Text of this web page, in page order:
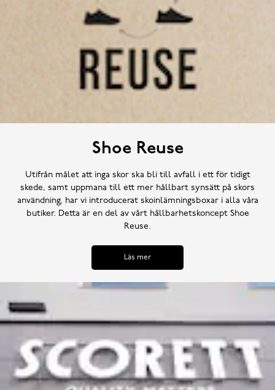
Shoe Reuse
Utifrån målet att inga skor ska bli till avfall i ett för tidigt
skede, samt uppmana till ett mer hållbart synsätt på skors
användning, har vi introducerat skoinlämningsboxar i alla våra
butiker. Detta är en del av vårt hållbarhetskoncept Shoe
Reuse.
Läs mer